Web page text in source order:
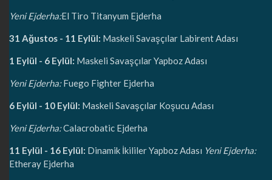
Yeni Ejderha:El Tiro Titanyum Ejderha
31 Ağustos - 11 Eylül: Maskeli Savaşçılar Labirent Adası
1 Eylül - 6 Eylül: Maskeli Savaşçılar Yapboz Adası
Yeni Ejderha:Fuego Fighter Ejderha
6 Eylül - 10 Eylül: Maskeli Savaşçılar Koşucu Adası
Yeni Ejderha:Calacrobatic Ejderha
11 Eylül - 16 Eylül: Dinamik İkililer Yapboz Adası Yeni Ejderha:
Etheray Ejderha